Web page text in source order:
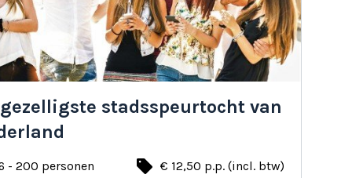
gezelligste stadsspeurtocht van
- 200 personen local_offer € 12,50 p.p. (incl. btw)